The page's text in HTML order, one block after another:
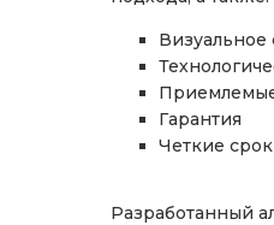
Гарантия
Четкие
Разработанный